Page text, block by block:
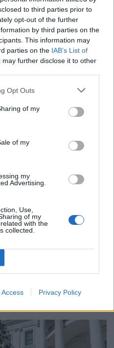
to third parties prior to
opt-out of the further
by third parties on the
This information may
parties on the IAB’s List of
may further disclose it to other
Opt Outs
of my
of my
my
Advertising.
Use,
of my
with the
collected.
Access Privacy Policy
lugar de 12 a 18 de
revelar novos detalhes
nova edição
GSE